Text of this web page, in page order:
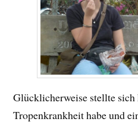
Glücklicherweise stellte sich
Tropenkrankheit habe und